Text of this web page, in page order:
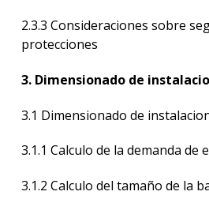
2.3.3 Consideraciones sobre
protecciones
3. Dimensionado de
3.1 Dimensionado de
3.1.1 Calculo de la demanda de
3.1.2 Calculo del tamaño de la